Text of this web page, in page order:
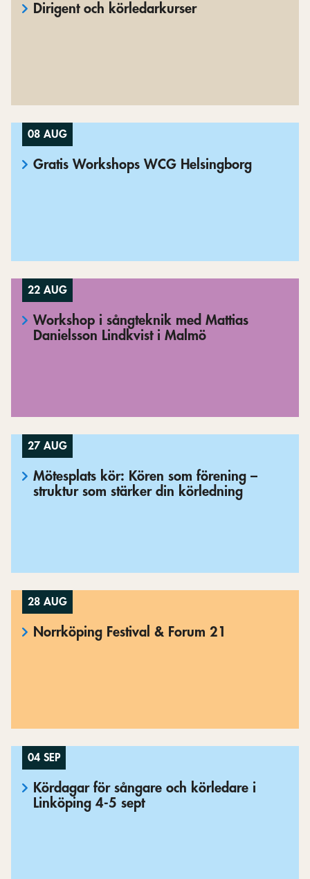
Dirigent och körledarkurser
08 AUG
Gratis Workshops WCG Helsingborg
22 AUG
Workshop i sångteknik med Mattias
Danielsson Lindkvist i Malmö
27 AUG
Mötesplats kör: Kören som förening –
struktur som stärker din körledning
28 AUG
Norrköping Festival & Forum 21
04 SEP
Kördagar för sångare och körledare i
Linköping 4-5 sept